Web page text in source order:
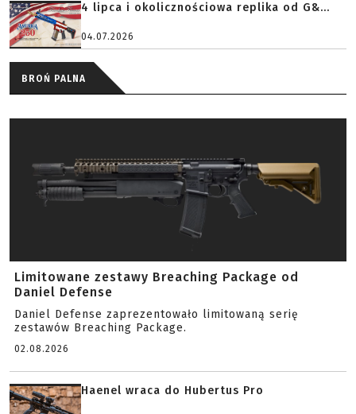
4 lipca i okolicznościowa replika od G&...
04.07.2026
BROŃ PALNA
Limitowane zestawy Breaching Package od
Daniel Defense
Daniel Defense zaprezentowało limitowaną serię
zestawów Breaching Package.
02.08.2026
Haenel wraca do Hubertus Pro